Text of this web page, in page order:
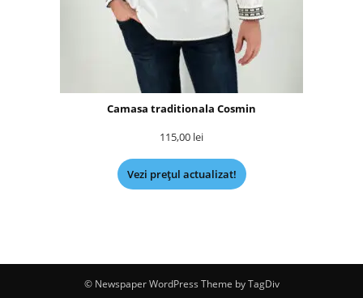
Camasa traditionala Cosmin
115,00 lei
Vezi prețul actualizat!
© Newspaper WordPress Theme by TagDiv